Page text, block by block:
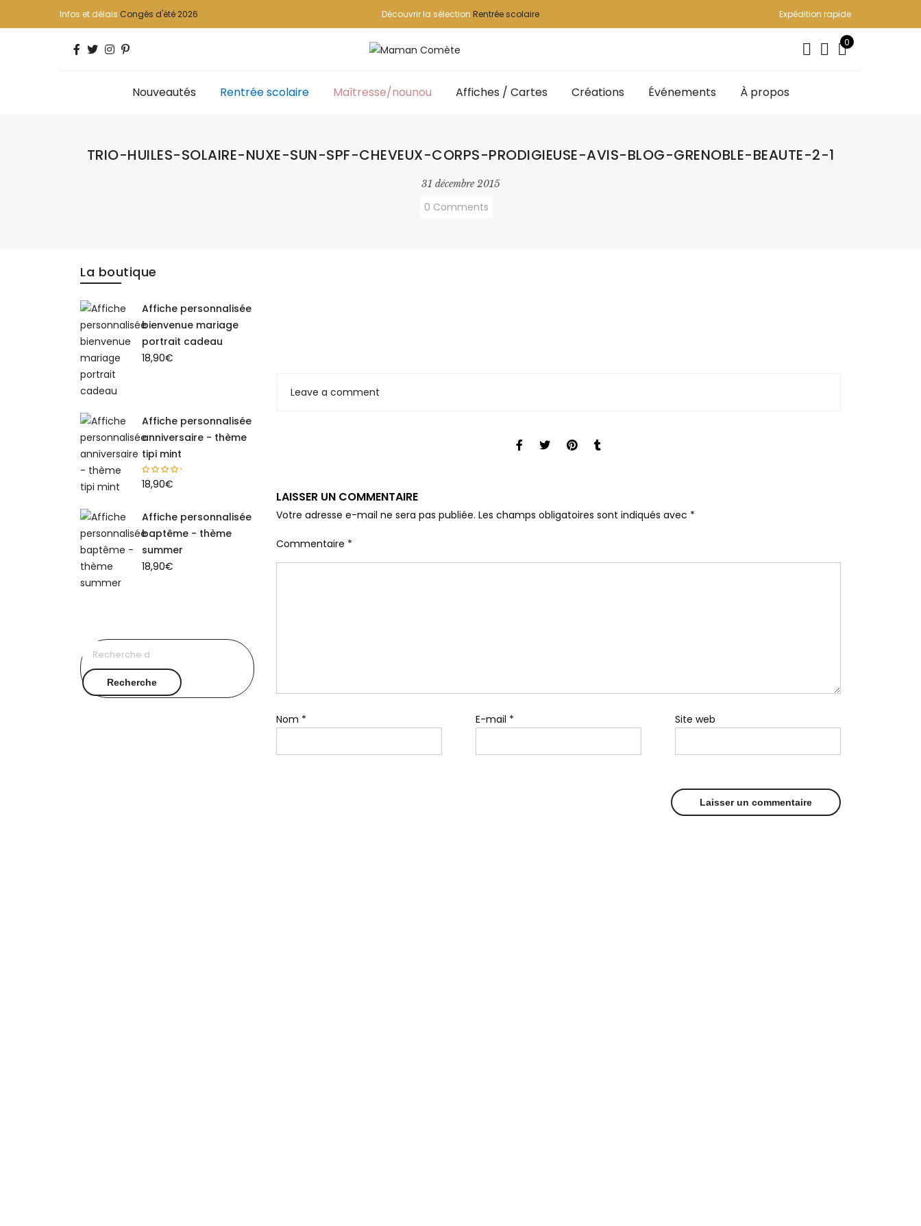
Infos et délais Congés d'été 2026 Découvrir la sélection Rentrée scolaire Expédition rapide
0
Nouveautés Rentrée scolaire Maîtresse/nounou Affiches / Cartes Créations Événements À propos
TRIO-HUILES-SOLAIRE-NUXE-SUN-SPF-CHEVEUX-CORPS-PRODIGIEUSE-AVIS-BLOG-GRENOBLE-BEAUTE-2-1
31 décembre 2015
0 Comments
Leave a comment
LAISSER UN COMMENTAIRE
Votre adresse e-mail ne sera pas publiée. Les champs obligatoires sont indiqués avec *
Commentaire *
Nom * E-mail * Site web
La boutique
Affiche personnalisée
bienvenue mariage
portrait cadeau
18,90€
Affiche personnalisée
anniversaire - thème
tipi mint
18,90€
Affiche personnalisée
baptême - thème
summer
18,90€
pour :
Recherche